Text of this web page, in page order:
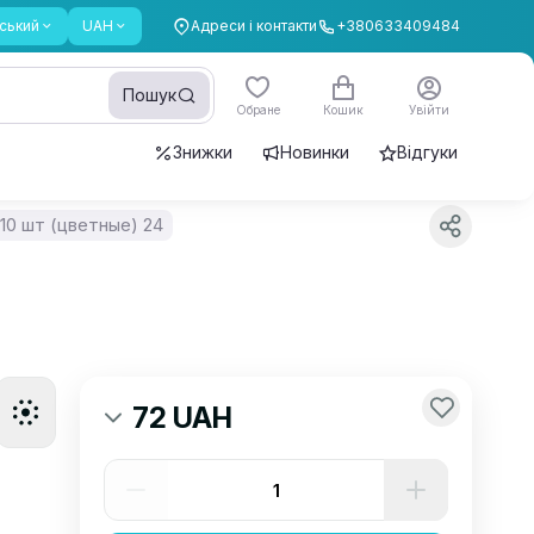
UAH Адреси і контакти +380633409484
Пошук
Обране Кошик Увійти
Знижки Новинки Відгуки
шт (цветные) 24
72 UAH